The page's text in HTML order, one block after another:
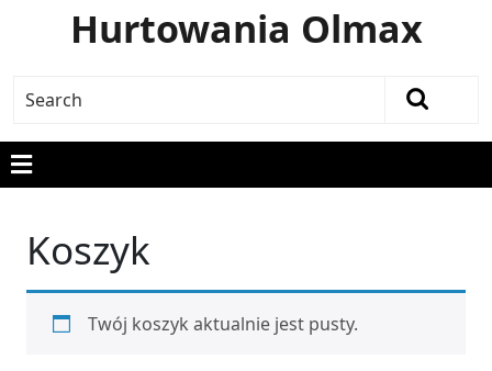
Hurtowania Olmax
Koszyk
Twój koszyk aktualnie jest pusty.